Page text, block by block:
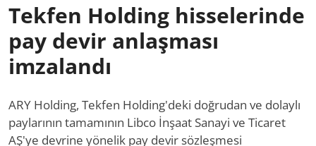
Tekfen Holding hisselerinde
pay devir anlaşması
imzalandı
ARY Holding, Tekfen Holding'deki doğrudan ve dolaylı
paylarının tamamının Libco İnşaat Sanayi ve Ticaret
AŞ'ye devrine yönelik pay devir sözleşmesi